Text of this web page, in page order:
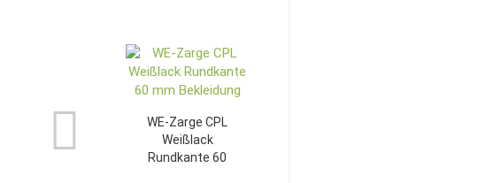
WE-Zarge CPL
Weißlack
Rundkante 60